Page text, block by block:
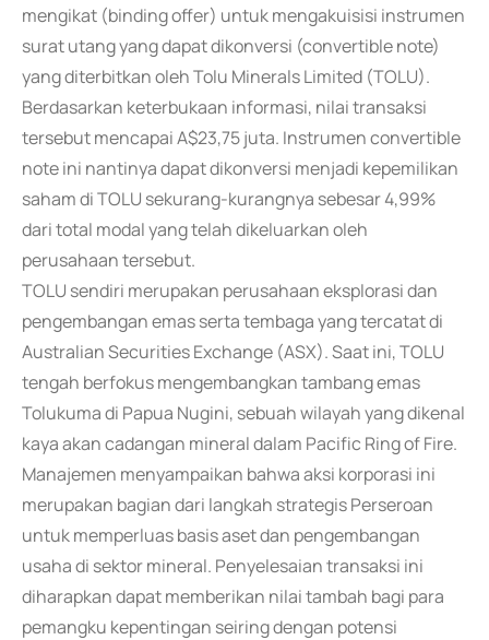
mengikat (binding offer) untuk mengakuisisi instrumen
surat utang yang dapat dikonversi (convertible note)
yang diterbitkan oleh Tolu Minerals Limited (TOLU).
Berdasarkan keterbukaan informasi, nilai transaksi
tersebut mencapai A$23,75 juta. Instrumen convertible
note ini nantinya dapat dikonversi menjadi kepemilikan
saham di TOLU sekurang-kurangnya sebesar 4,99%
dari total modal yang telah dikeluarkan oleh
perusahaan tersebut.
TOLU sendiri merupakan perusahaan eksplorasi dan
pengembangan emas serta tembaga yang tercatat di
Australian Securities Exchange (ASX). Saat ini, TOLU
tengah berfokus mengembangkan tambang emas
Tolukuma di Papua Nugini, sebuah wilayah yang dikenal
kaya akan cadangan mineral dalam Pacific Ring of Fire.
Manajemen menyampaikan bahwa aksi korporasi ini
merupakan bagian dari langkah strategis Perseroan
untuk memperluas basis aset dan pengembangan
usaha di sektor mineral. Penyelesaian transaksi ini
diharapkan dapat memberikan nilai tambah bagi para
pemangku kepentingan seiring dengan potensi